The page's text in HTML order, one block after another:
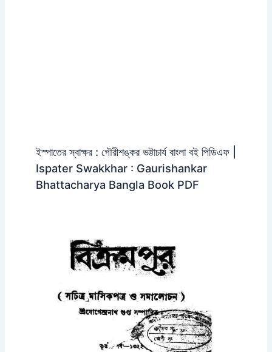
ইস্পাতের স্বাক্ষর : গৌরীশঙ্কর ভট্টাচার্য বাংলা বই পিডিএফ |
Ispater Swakkhar : Gaurishankar
Bhattacharya Bangla Book PDF